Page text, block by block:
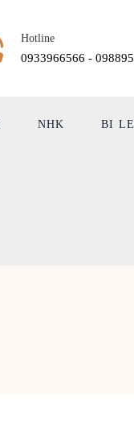
Hotline
0933966566 -
NHK BI